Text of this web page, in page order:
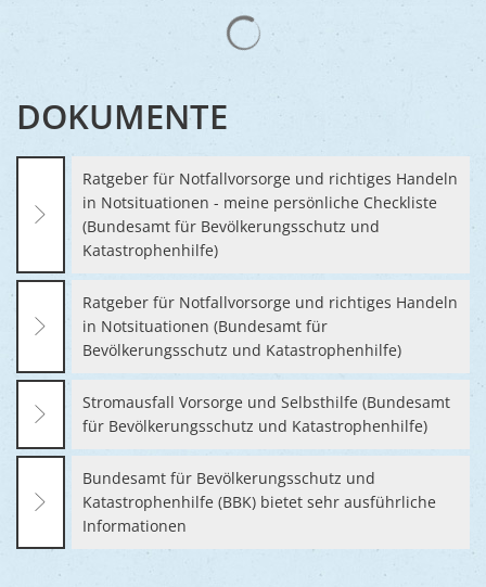
DOKUMENTE
Ratgeber für Notfallvorsorge und richtiges Handeln
in Notsituationen - meine persönliche Checkliste
(Bundesamt für Bevölkerungsschutz und
Katastrophenhilfe)
Ratgeber für Notfallvorsorge und richtiges Handeln
in Notsituationen (Bundesamt für
Bevölkerungsschutz und Katastrophenhilfe)
Stromausfall Vorsorge und Selbsthilfe (Bundesamt
für Bevölkerungsschutz und Katastrophenhilfe)
Bundesamt für Bevölkerungsschutz und
Katastrophenhilfe (BBK) bietet sehr ausführliche
Informationen